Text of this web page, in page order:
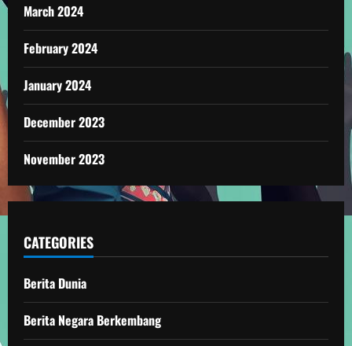
March 2024
February 2024
January 2024
December 2023
November 2023
CATEGORIES
Berita Dunia
Berita Negara Berkembang